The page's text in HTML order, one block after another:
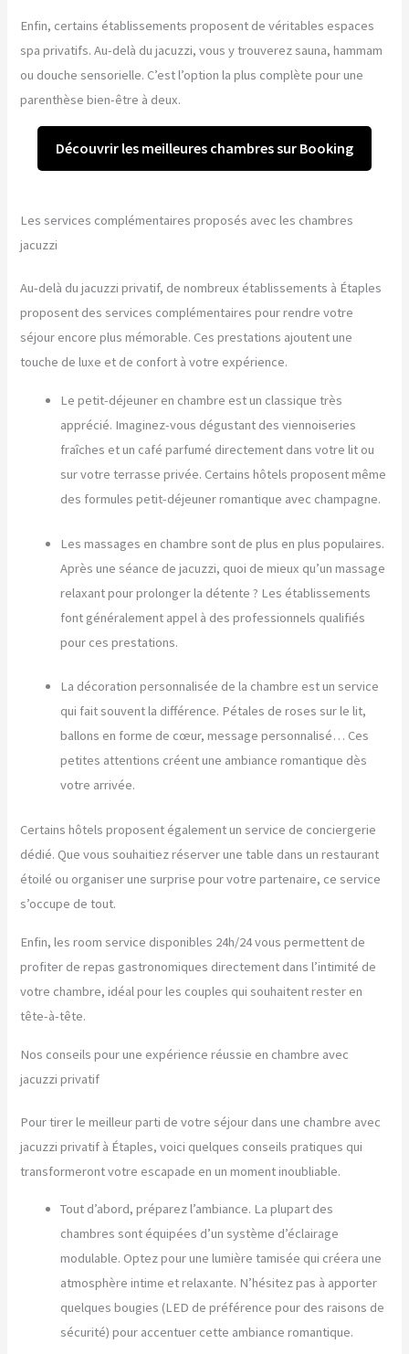
Enfin, certains établissements proposent de véritables espaces
spa privatifs. Au-delà du jacuzzi, vous y trouverez sauna, hammam
ou douche sensorielle. C’est l’option la plus complète pour une
parenthèse bien-être à deux.
Découvrir les meilleures chambres sur Booking
Les services complémentaires proposés avec les chambres
jacuzzi
Au-delà du jacuzzi privatif, de nombreux établissements à Étaples
proposent des services complémentaires pour rendre votre
séjour encore plus mémorable. Ces prestations ajoutent une
touche de luxe et de confort à votre expérience.
Le petit-déjeuner en chambre est un classique très
apprécié. Imaginez-vous dégustant des viennoiseries
fraîches et un café parfumé directement dans votre lit ou
sur votre terrasse privée. Certains hôtels proposent même
des formules petit-déjeuner romantique avec champagne.
Les massages en chambre sont de plus en plus populaires.
Après une séance de jacuzzi, quoi de mieux qu’un massage
relaxant pour prolonger la détente ? Les établissements
font généralement appel à des professionnels qualifiés
pour ces prestations.
La décoration personnalisée de la chambre est un service
qui fait souvent la différence. Pétales de roses sur le lit,
ballons en forme de cœur, message personnalisé… Ces
petites attentions créent une ambiance romantique dès
votre arrivée.
Certains hôtels proposent également un service de conciergerie
dédié. Que vous souhaitiez réserver une table dans un restaurant
étoilé ou organiser une surprise pour votre partenaire, ce service
s’occupe de tout.
Enfin, les room service disponibles 24h/24 vous permettent de
profiter de repas gastronomiques directement dans l’intimité de
votre chambre, idéal pour les couples qui souhaitent rester en
tête-à-tête.
Nos conseils pour une expérience réussie en chambre avec
jacuzzi privatif
Pour tirer le meilleur parti de votre séjour dans une chambre avec
jacuzzi privatif à Étaples, voici quelques conseils pratiques qui
transformeront votre escapade en un moment inoubliable.
Tout d’abord, préparez l’ambiance. La plupart des
chambres sont équipées d’un système d’éclairage
modulable. Optez pour une lumière tamisée qui créera une
atmosphère intime et relaxante. N’hésitez pas à apporter
quelques bougies (LED de préférence pour des raisons de
sécurité) pour accentuer cette ambiance romantique.